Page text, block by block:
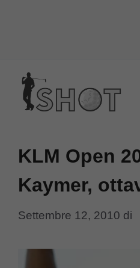
contenuto
KLM Open
Kaymer,
Settembre 12, 2010 di